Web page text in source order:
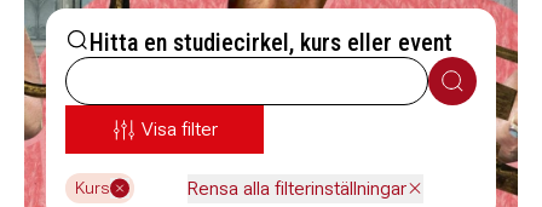
Hitta en studiecirkel, kurs eller event
Sök
Visa filter
Kurs Rensa alla filterinställningar